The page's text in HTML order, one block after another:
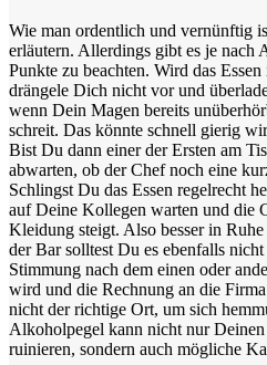
Wie man ordentlich und vernünftig
erläutern. Allerdings gibt es je nach
Punkte zu beachten. Wird das
drängele Dich nicht vor und
wenn Dein Magen bereits
schreit. Das könnte schnell gierig
Bist Du dann einer der Ersten am
abwarten, ob der Chef noch eine
Schlingst Du das Essen regelrecht
auf Deine Kollegen warten und die
Kleidung steigt. Also besser in
der Bar solltest Du es ebenfalls
Stimmung nach dem einen oder
wird und die Rechnung an die
nicht der richtige Ort, um sich
Alkoholpegel kann nicht nur
ruinieren, sondern auch mögliche